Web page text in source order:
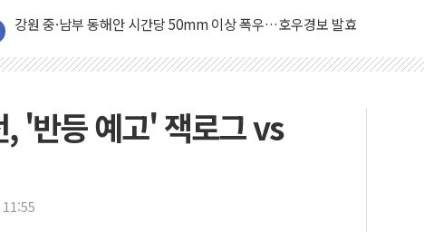
청양 밭에서 일하던 90대 숨져…온열질환 여부 조사
폭염에 車 운전면허 기능시험 오전 집중 편성…체감온도 38도 넘으면 중단
'호우 특보' 경북 울진 시간당 20~30mm 강한 비...가뭄 해소될 듯
주말 무더위·열대야 지속…내륙 곳곳 소나기
'반등 예고' 잭로그 vs